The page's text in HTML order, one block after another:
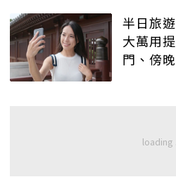
半日旅
大萬用
門、傍